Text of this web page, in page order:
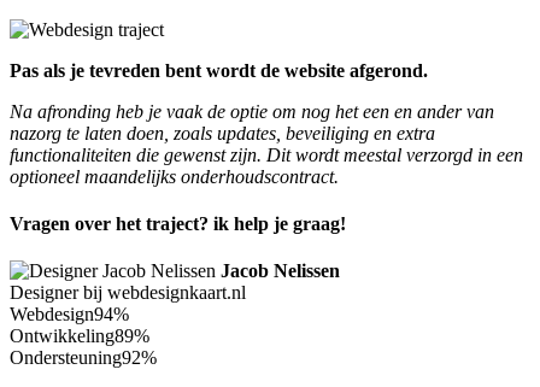
Pas als je tevreden bent wordt de website afgerond.
Na afronding heb je vaak de optie om nog het een en ander van
nazorg te laten doen, zoals updates, beveiliging en extra
functionaliteiten die gewenst zijn. Dit wordt meestal verzorgd in een
optioneel maandelijks onderhoudscontract.
Vragen over het traject? ik help je graag!
Jacob Nelissen
Designer bij webdesignkaart.nl
Webdesign94%
Ontwikkeling89%
Ondersteuning92%